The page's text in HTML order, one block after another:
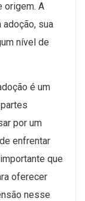
origem. A
sua
nível de
é um
por um
enfrentar
que
oferecer
nesse